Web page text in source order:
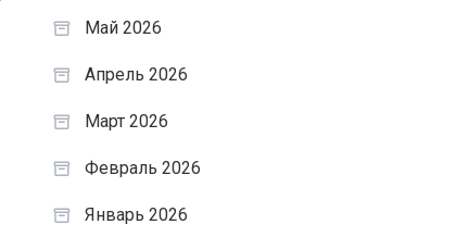
Май 2026
Апрель 2026
Март 2026
Февраль 2026
Январь 2026